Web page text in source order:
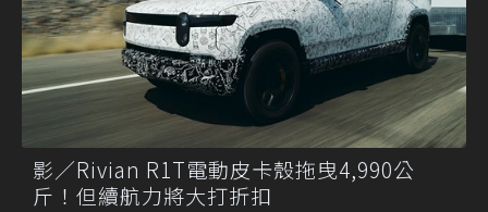
影／Rivian R1T電動皮卡殼拖曳4,990公
斤！但續航力將大打折扣